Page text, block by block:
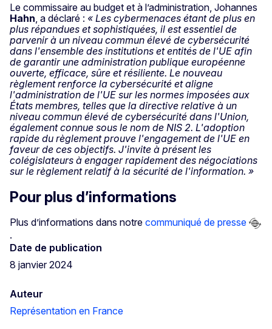
Le commissaire au budget et à l’administration, Johannes
Hahn , a déclaré : « Les cybermenaces étant de plus en
plus répandues et sophistiquées, il est essentiel de
parvenir à un niveau commun élevé de cybersécurité
dans l'ensemble des institutions et entités de l'UE afin
de garantir une administration publique européenne
ouverte, efficace, sûre et résiliente. Le nouveau
règlement renforce la cybersécurité et aligne
l'administration de l'UE sur les normes imposées aux
États membres, telles que la directive relative à un
niveau commun élevé de cybersécurité dans l'Union,
également connue sous le nom de NIS 2. L'adoption
rapide du règlement prouve l'engagement de l'UE en
faveur de ces objectifs. J'invite à présent les
colégislateurs à engager rapidement des négociations
sur le règlement relatif à la sécurité de l'information. »
Pour plus d’informations
Plus d’informations dans notre communiqué de presse
.
Date de publication
8 janvier 2024
Auteur
Représentation en France